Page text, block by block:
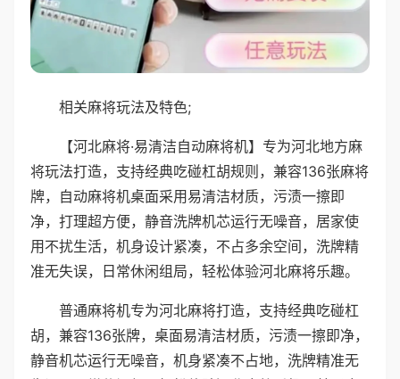
相关麻将玩法及特色;
【河北麻将·易清洁自动麻将机】专为河北地方麻
将玩法打造，支持经典吃碰杠胡规则，兼容136张麻将
牌，自动麻将机桌面采用易清洁材质，污渍一擦即
净，打理超方便，静音洗牌机芯运行无噪音，居家使
用不扰生活，机身设计紧凑，不占多余空间，洗牌精
准无失误，日常休闲组局，轻松体验河北麻将乐趣。
普通麻将机专为河北麻将打造，支持经典吃碰杠
胡，兼容136张牌，桌面易清洁材质，污渍一擦即净，
静音机芯运行无噪音，机身紧凑不占地，洗牌精准无